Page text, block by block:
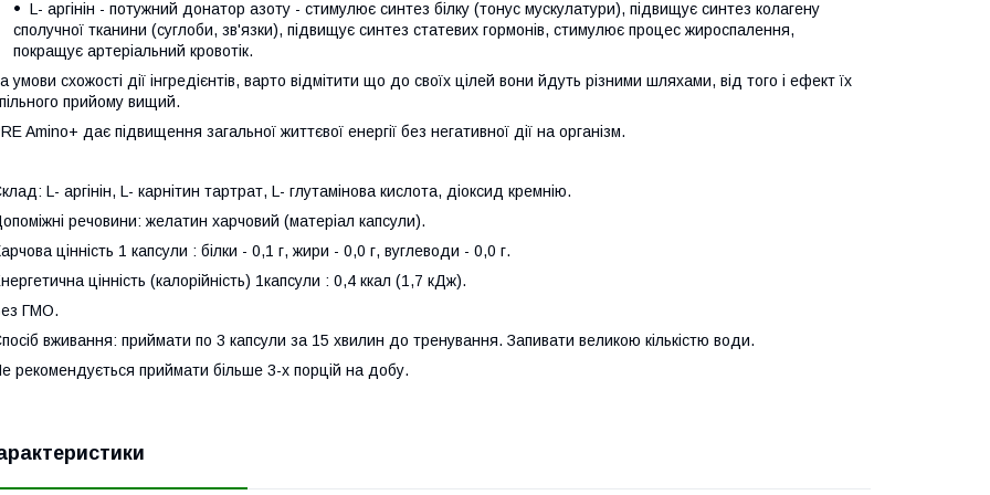
L- аргінін - потужний донатор азоту - стимулює синтез білку (тонус мускулатури), підвищує синтез колагену
сполучної тканини (суглоби, зв'язки), підвищує синтез статевих гормонів, стимулює процес жироспалення,
покращує артеріальний кровотік.
умови схожості дії інгредієнтів, варто відмітити що до своїх цілей вони йдуть різними шляхами, від того і ефект їх
прийому вищий.
Amino+ дає підвищення загальної життєвої енергії без негативної дії на організм.
L- аргінін, L- карнітин тартрат, L- глутамінова кислота, діоксид кремнію.
речовини: желатин харчовий (матеріал капсули).
цінність 1 капсули : білки - 0,1 г, жири - 0,0 г, вуглеводи - 0,0 г.
цінність (калорійність) 1капсули : 0,4 ккал (1,7 кДж).
ГМО.
вживання: приймати по 3 капсули за 15 хвилин до тренування. Запивати великою кількістю води.
рекомендується приймати більше 3-х порцій на добу.